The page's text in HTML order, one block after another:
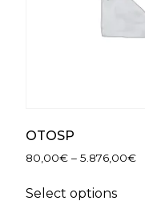
OTOSP
80,00€ – 5.876,00€
Select options